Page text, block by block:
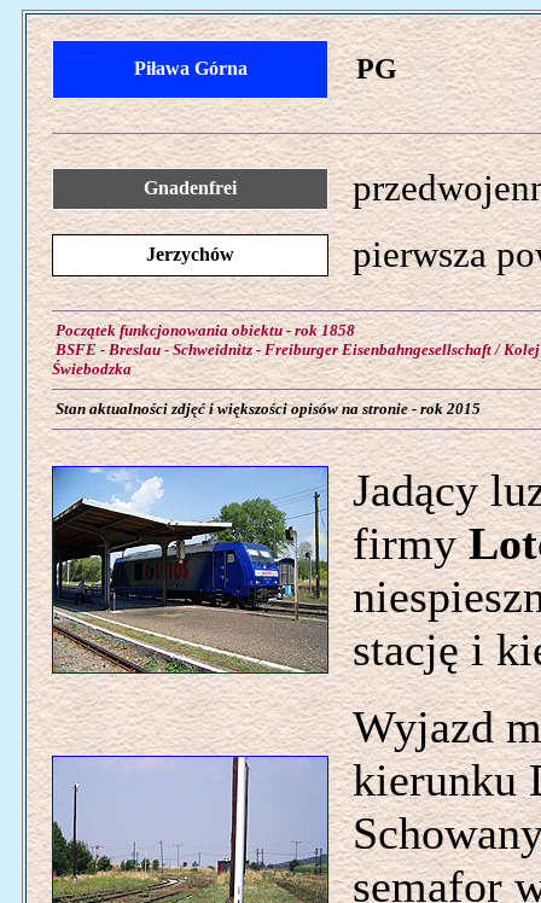
Piława Górna PG
Gnadenfrei
Jerzychów pierwsza
Początek funkcjonowania obiektu - rok 1858
BSFE - Breslau - Schweidnitz - Freiburger Eisenbahngesellschaft /
Świebodzka
Stan aktualności zdjęć i większości opisów na stronie - rok 2015
Jadący
firmy
stację i
Wyjazd
kierunku
semafor